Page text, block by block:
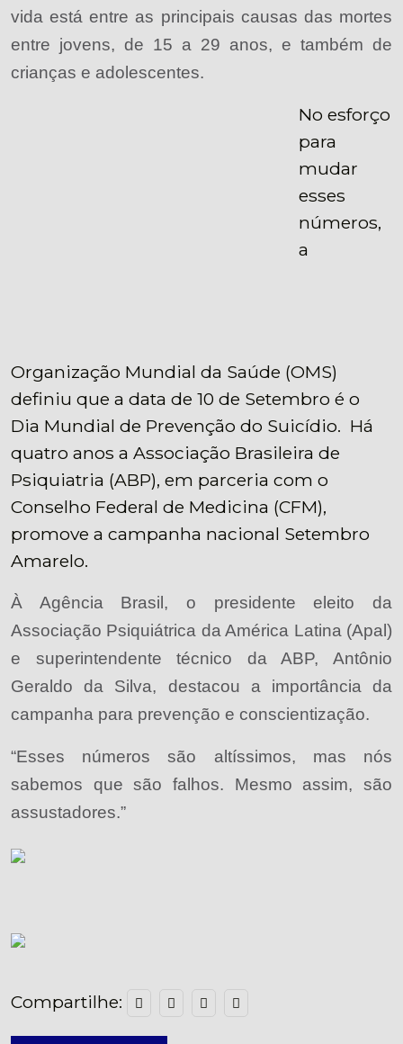
vida está entre as principais causas das mortes
entre jovens, de 15 a 29 anos, e também de
crianças e adolescentes.
No esforço
para
mudar
esses
números,
a
Organização Mundial da Saúde (OMS)
definiu que a data de 10 de Setembro é o
Dia Mundial de Prevenção do Suicídio. Há
quatro anos a Associação Brasileira de
Psiquiatria (ABP), em parceria com o
Conselho Federal de Medicina (CFM),
promove a campanha nacional Setembro
Amarelo.
À Agência Brasil, o presidente eleito da
Associação Psiquiátrica da América Latina (Apal)
e superintendente técnico da ABP, Antônio
Geraldo da Silva, destacou a importância da
campanha para prevenção e conscientização.
“Esses números são altíssimos, mas nós
sabemos que são falhos. Mesmo assim, são
assustadores.”
Compartilhe: